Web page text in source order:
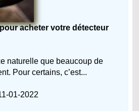
acheter votre détecteur
naturelle que beaucoup de
Pour certains, c’est...
01-2022